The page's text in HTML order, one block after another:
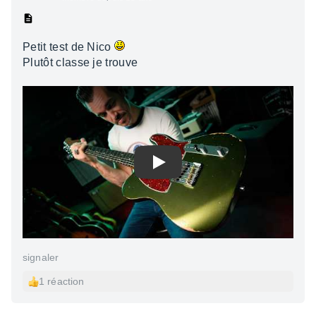
Petit test de Nico
Plutôt classe je trouve
Play
signaler
1 réaction